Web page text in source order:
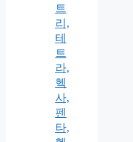
트
리,
테
트
라,
헥
사,
펜
타,